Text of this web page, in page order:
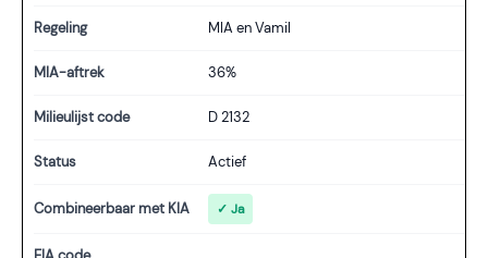
Regeling MIA en Vamil
MIA-aftrek 36%
Milieulijst code D 2132
Status Actief
Combineerbaar met KIA ✓ Ja